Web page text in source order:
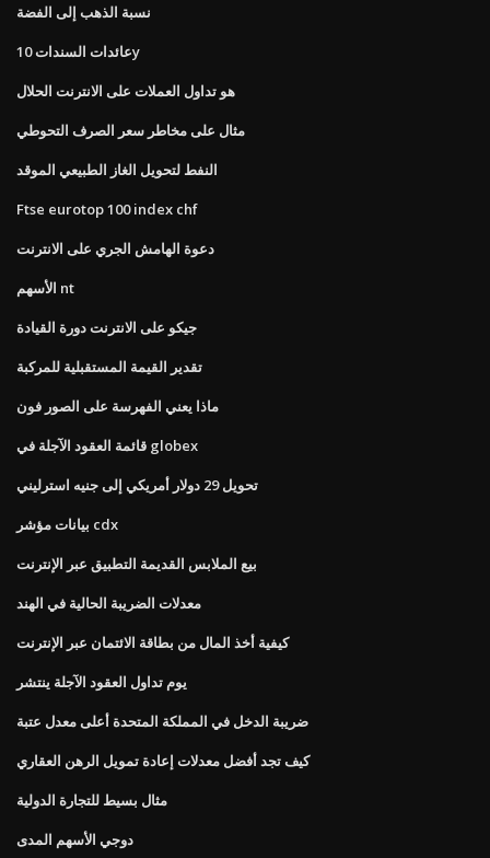
نسبة الذهب إلى الفضة
عائدات السندات 10y
هو تداول العملات على الانترنت الحلال
مثال على مخاطر سعر الصرف التحوطي
النفط لتحويل الغاز الطبيعي الموقد
Ftse eurotop 100 index chf
دعوة الهامش الجري على الانترنت
الأسهم nt
جيكو على الانترنت دورة القيادة
تقدير القيمة المستقبلية للمركبة
ماذا يعني الفهرسة على الصور فون
قائمة العقود الآجلة في globex
تحويل 29 دولار أمريكي إلى جنيه استرليني
بيانات مؤشر cdx
بيع الملابس القديمة التطبيق عبر الإنترنت
معدلات الضريبة الحالية في الهند
كيفية أخذ المال من بطاقة الائتمان عبر الإنترنت
يوم تداول العقود الآجلة ينتشر
ضريبة الدخل في المملكة المتحدة أعلى معدل عتبة
كيف تجد أفضل معدلات إعادة تمويل الرهن العقاري
مثال بسيط للتجارة الدولية
دوجي الأسهم المدى